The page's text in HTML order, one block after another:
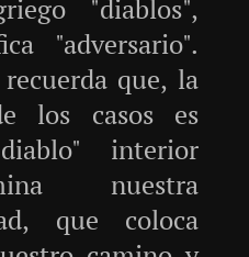
"diablos",
"adversario".
que, la
los casos es
interior
nuestra
que coloca